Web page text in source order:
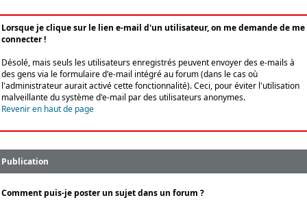
Lorsque je clique sur le lien e-mail d'un utilisateur, on me demande de me
connecter !
Désolé, mais seuls les utilisateurs enregistrés peuvent envoyer des e-mails à
des gens via le formulaire d'e-mail intégré au forum (dans le cas où
l'administrateur aurait activé cette fonctionnalité). Ceci, pour éviter l'utilisation
malveillante du système d'e-mail par des utilisateurs anonymes.
Revenir en haut de page
Publication
Comment puis-je poster un sujet dans un forum ?